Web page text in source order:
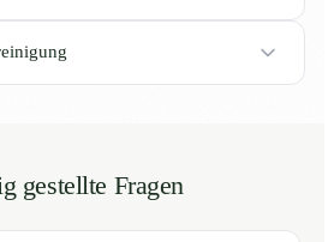
gestellte Fragen